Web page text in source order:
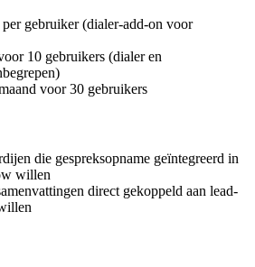
per gebruiker (dialer-add-on voor
10 gebruikers (dialer en
voor 30 gebruikers
die gespreksopname geïntegreerd in
willen
direct gekoppeld aan lead-